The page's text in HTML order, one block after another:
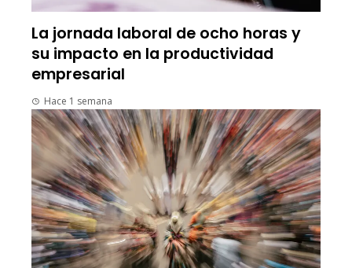
La jornada laboral de ocho horas y
su impacto en la productividad
empresarial
Hace 1 semana